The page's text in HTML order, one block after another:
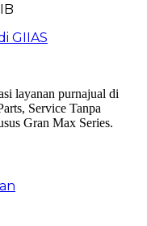
GIIAS